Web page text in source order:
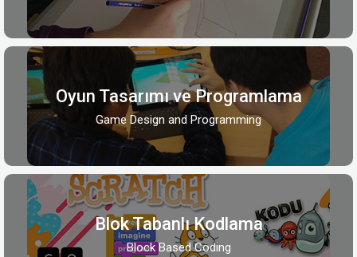
Oyun Tasarımı ve Programlama
Game Design and Programming
Blok Tabanlı Kodlama
Block Based Coding